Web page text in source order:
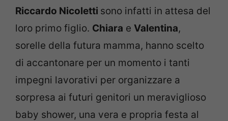
Riccardo Nicoletti sono infatti in attesa del
loro primo figlio. Chiara e Valentina,
sorelle della futura mamma, hanno scelto
di accantonare per un momento i tanti
impegni lavorativi per organizzare a
sorpresa ai futuri genitori un meraviglioso
baby shower, una vera e propria festa al